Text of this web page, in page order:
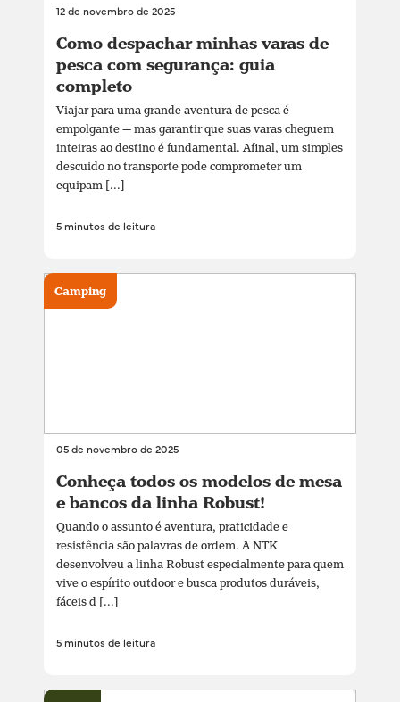
12 de novembro de 2025
Como despachar minhas varas de
pesca com segurança: guia
completo
Viajar para uma grande aventura de pesca é
empolgante — mas garantir que suas varas cheguem
inteiras ao destino é fundamental. Afinal, um simples
descuido no transporte pode comprometer um
equipam [...]
5 minutos de leitura
05 de novembro de 2025
Conheça todos os modelos de mesa
e bancos da linha Robust!
Quando o assunto é aventura, praticidade e
resistência são palavras de ordem. A NTK
desenvolveu a linha Robust especialmente para quem
vive o espírito outdoor e busca produtos duráveis,
fáceis d [...]
5 minutos de leitura
Camping